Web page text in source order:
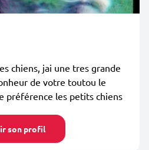
chiens, jai une tres grande
de votre toutou le
préférence les petits chiens
son profil